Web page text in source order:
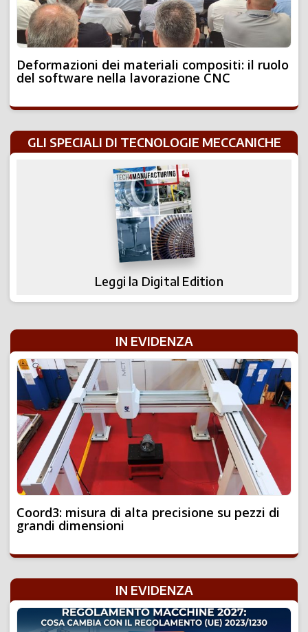
Deformazioni dei materiali compositi: il ruolo
del software nella lavorazione CNC
GLI SPECIALI DI TECNOLOGIE MECCANICHE
Leggi la Digital Edition
IN EVIDENZA
Coord3: misura di alta precisione su pezzi di
grandi dimensioni
IN EVIDENZA